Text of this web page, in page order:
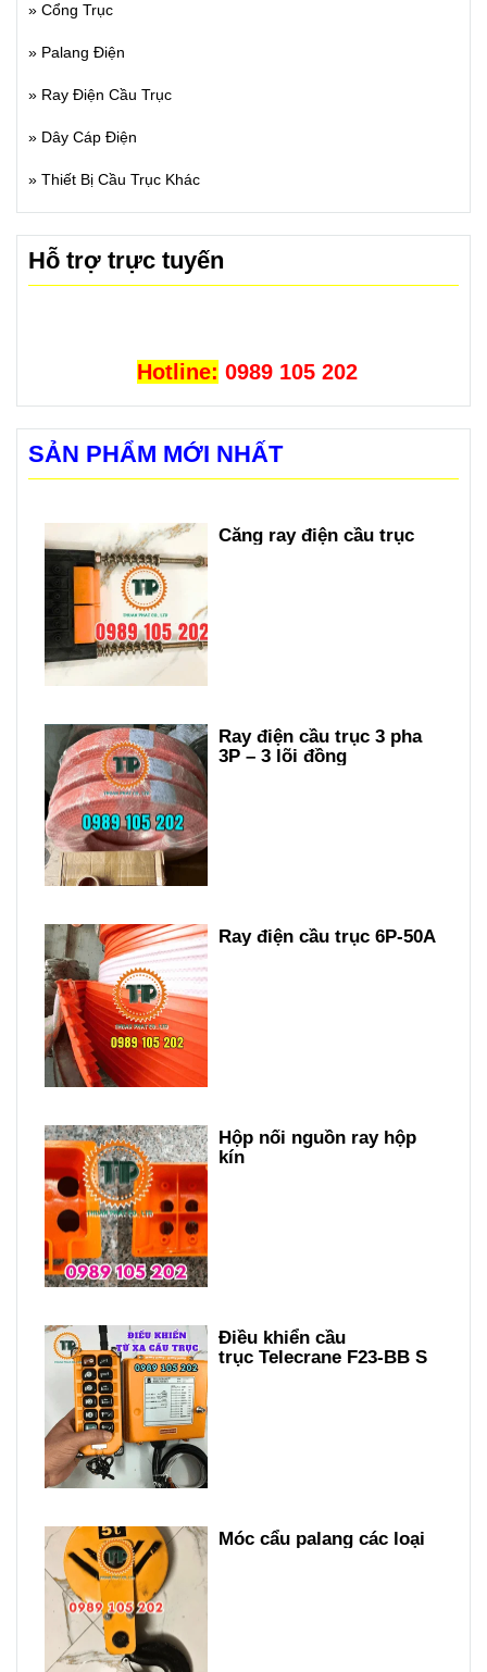
» Cổng Trục
» Palang Điện
» Ray Điện Cầu Trục
» Dây Cáp Điện
» Thiết Bị Cầu Trục Khác
Hỗ trợ trực tuyến
Hotline: 0989 105 202
SẢN PHẨM MỚI NHẤT
Căng ray điện cầu trục
Ray điện cầu trục 3 pha
3P – 3 lõi đồng
Ray điện cầu trục 6P-50A
Hộp nối nguồn ray hộp
kín
Điều khiển cầu
trục Telecrane F23-BB S
Móc cẩu palang các loại